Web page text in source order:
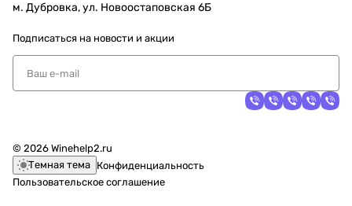
м. Дубровка, ул. Новоостаповская 6Б
Подписаться на новости и акции
© 2026 Winehelp2.ru
Темная тема Конфиденциальность
Пользовательское соглашение